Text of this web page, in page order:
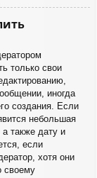
только свои
иногда
создания. Если
небольшая
а также дату и
если
хотя они
своему